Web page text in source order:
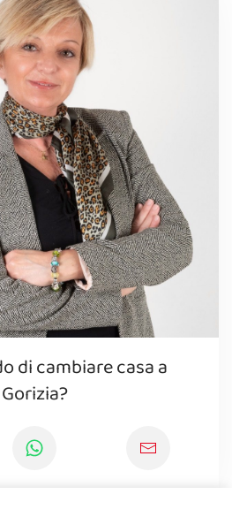
di cambiare casa a
Gorizia?